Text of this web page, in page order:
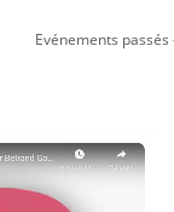
Evénements